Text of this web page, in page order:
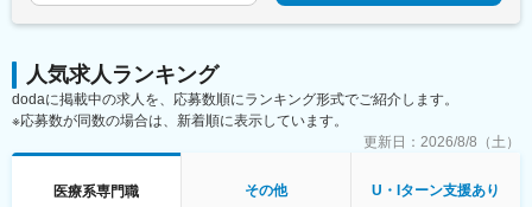
人気求人ランキング
dodaに掲載中の求人を、応募数順にランキング形式でご紹介します。
※応募数が同数の場合は、新着順に表示しています。
更新日： 2026/8/8（土）
医療系専門職 その他 U・Iターン支援あり